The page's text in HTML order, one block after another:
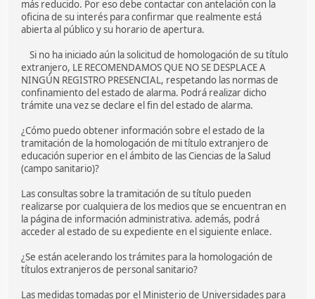
más reducido. Por eso debe contactar con antelación con la
oficina de su interés para confirmar que realmente está
abierta al público y su horario de apertura.
Si no ha iniciado aún la solicitud de homologación de su título
extranjero, LE RECOMENDAMOS QUE NO SE DESPLACE A
NINGÚN REGISTRO PRESENCIAL, respetando las normas de
confinamiento del estado de alarma. Podrá realizar dicho
trámite una vez se declare el fin del estado de alarma.
¿Cómo puedo obtener información sobre el estado de la
tramitación de la homologación de mi título extranjero de
educación superior en el ámbito de las Ciencias de la Salud
(campo sanitario)?
Las consultas sobre la tramitación de su título pueden
realizarse por cualquiera de los medios que se encuentran en
la página de información administrativa. además, podrá
acceder al estado de su expediente en el siguiente enlace.
¿Se están acelerando los trámites para la homologación de
títulos extranjeros de personal sanitario?
Las medidas tomadas por el Ministerio de Universidades para